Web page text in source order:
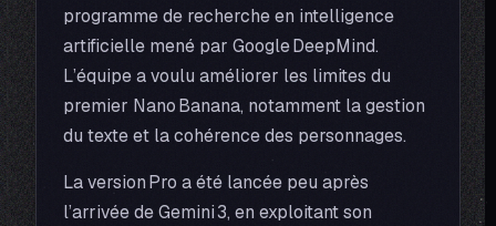
programme de recherche en intelligence
artificielle mené par Google DeepMind.
L’équipe a voulu améliorer les limites du
premier Nano Banana, notamment la gestion
du texte et la cohérence des personnages.
La version Pro a été lancée peu après
l’arrivée de Gemini 3, en exploitant son